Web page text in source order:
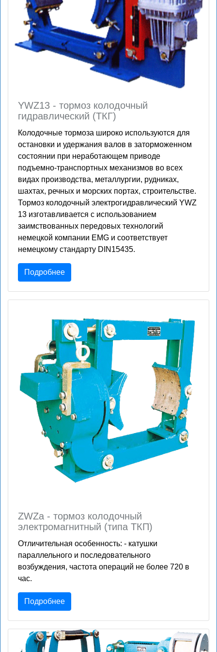
YWZ13 - тормоз колодочный
гидравлический (ТКГ)
Колодочные тормоза широко используются для
остановки и удержания валов в заторможенном
состоянии при неработающем приводе
подъемно-транспортных механизмов во всех
видах производства, металлургии, рудниках,
шахтах, речных и морских портах, строительстве.
Тормоз колодочный электрогидравлический YWZ
13 изготавливается с использованием
заимствованных передовых технологий
немецкой компании EMG и соответствует
немецкому стандарту DIN15435.
Подробнее
ZWZa - тормоз колодочный
электромагнитный (типа ТКП)
Отличительная особенность: - катушки
параллельного и последовательного
возбуждения, частота операций не более 720 в
час.
Подробнее